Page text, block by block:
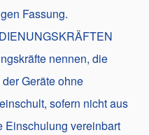
Fassung.
nennen, die
Geräte ohne
sofern nicht aus
Einschulung vereinbart